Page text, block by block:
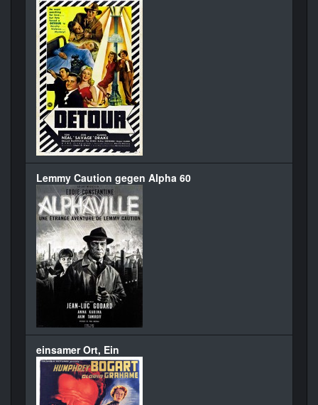
Lemmy Caution gegen Alpha 60
einsamer Ort, Ein